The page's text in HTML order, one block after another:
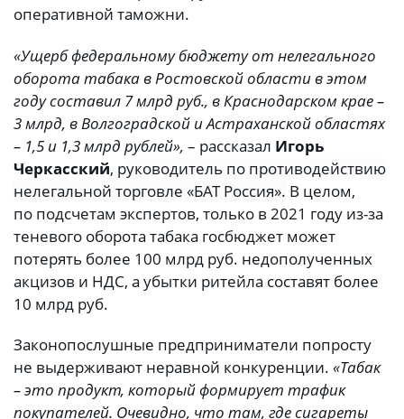
оперативной таможни.
«Ущерб федеральному бюджету от нелегального
оборота табака в Ростовской области в этом
году составил 7 млрд руб., в Краснодарском крае –
3 млрд, в Волгоградской и Астраханской областях
– 1,5 и 1,3 млрд рублей», – рассказал Игорь
Черкасский, руководитель по противодействию
нелегальной торговле «БАТ Россия». В целом,
по подсчетам экспертов, только в 2021 году из-за
теневого оборота табака госбюджет может
потерять более 100 млрд руб. недополученных
акцизов и НДС, а убытки ритейла составят более
10 млрд руб.
Законопослушные предприниматели попросту
не выдерживают неравной конкуренции. «Табак
– это продукт, который формирует трафик
покупателей. Очевидно, что там, где сигареты